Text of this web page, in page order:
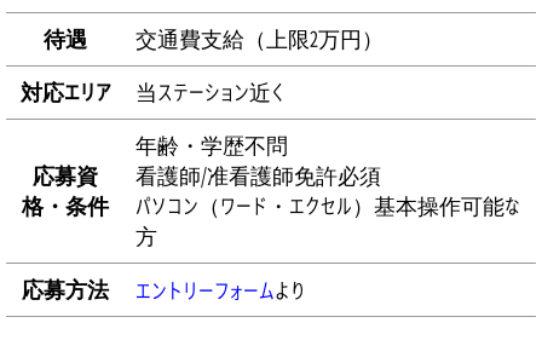
待遇
交通費支給（上限2万円）
対応エリア
当ステーション近く
応募資
格・条件
年齢・学歴不問
看護師/准看護師免許必須
パソコン（ワード・エクセル）基本操作可能な
方
応募方法
エントリーフォームより